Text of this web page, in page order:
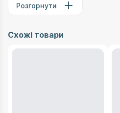
Розгорнути
Схожі товари